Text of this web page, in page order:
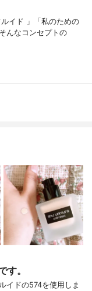
イド 」「私のための
んなコンセプトの
す。
イドの574を使用しま